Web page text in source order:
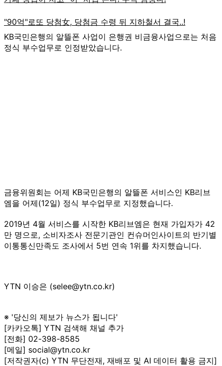
KB국민은행의 알뜰폰 사업이 은행권 비금융사업으로는 처음
정식 부수업무로 인정받았습니다.
금융위원회는 어제 KB국민은행의 알뜰폰 서비스인 KB리브
엠을 어제(12일) 정식 부수업무로 지정했습니다.
2019년 4월 서비스를 시작한 KB리브엠은 현재 가입자가 42
만 명으로, 소비자조사 전문기관인 컨슈머인사이트의 반기별
이통통신만족도 조사에서 5번 연속 1위를 차지했습니다.
YTN 이승은 (selee@ytn.co.kr)
※ '당신의 제보가 뉴스가 됩니다'
[카카오톡] YTN 검색해 채널 추가
[전화] 02-398-8585
[메일] social@ytn.co.kr
[저작권자(c) YTN 무단전재, 재배포 및 AI 데이터 활용 금지]